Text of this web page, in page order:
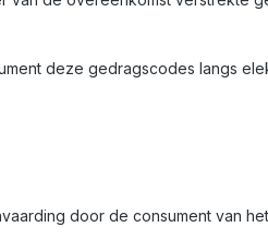
deze gedragscodes langs
door de consument van